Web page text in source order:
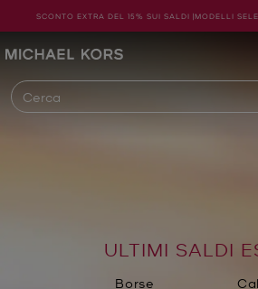
SCONTO EXTRA DEL 15% SUI SALDI |MODELLI
Cerca
Michael Kors
ULTIMI SALDI
Borse